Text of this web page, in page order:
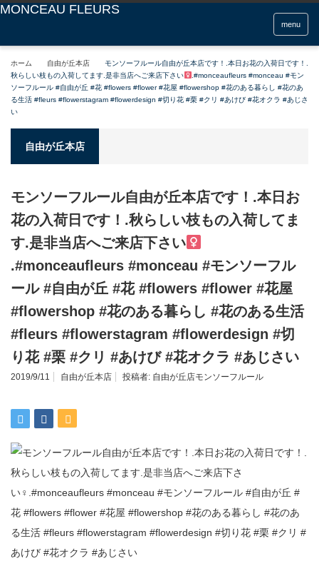
menu
ホーム 自由が丘本店
モンソーフルール自由が丘本店です！.本日お花の入荷日です！.
秋らしい枝もの入荷してます .是非当店へご来店下さい‍
.#monceaufleurs #monceau #モン
ソーフルール #自由が丘 #花 #flowers #flower #花屋 #flowershop #花のある暮らし #花のあ
る生活 #fleurs #flowerstagram #flowerdesign #切り花 #栗 #クリ #あけび #花オクラ #あじさ
い
自由が丘本店
モンソーフルール自由が丘本店です！.本日お
花の入荷日です！.秋らしい枝もの入荷してま
す.是非当店へご来店下さい‍
.#monceaufleurs #monceau #モンソーフル
ール #自由が丘 #花 #flowers #flower #花屋
#flowershop #花のある暮らし #花のある生活
#fleurs #flowerstagram #flowerdesign #切
り花 #栗 #クリ #あけび #花オクラ #あじさい
2019/9/11 自由が丘本店 投稿者: 自由が丘店モンソーフルール